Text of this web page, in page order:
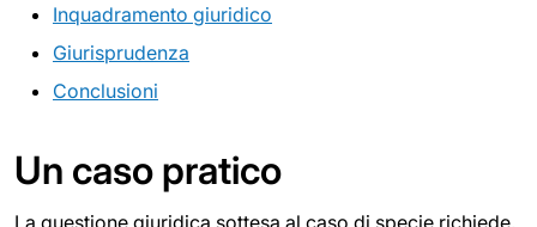
Inquadramento giuridico
Giurisprudenza
Conclusioni
Un caso pratico
La questione giuridica sottesa al caso di specie richiede,